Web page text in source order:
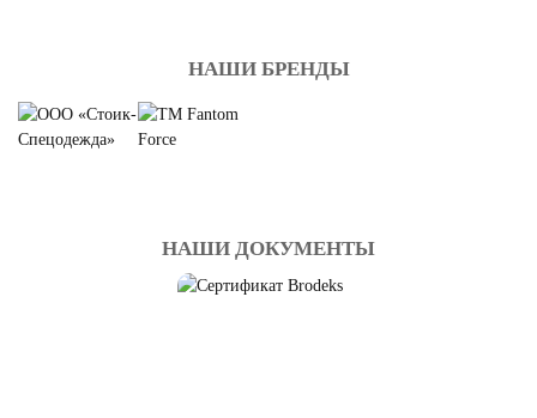
ДИЭЛЕКТРИЧЕСКИЕ
НАШИ БРЕНДЫ
НАШИ ДОКУМЕНТЫ